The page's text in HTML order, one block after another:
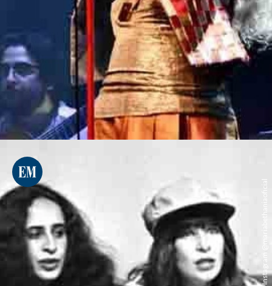
Instagram @mariabethaniaoficial